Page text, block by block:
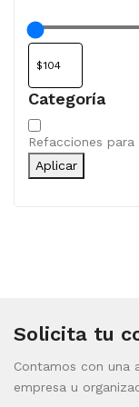
Categoría
Categoría
Refacciones para
Aplicar
Solicita tu
Contamos con una
empresa u